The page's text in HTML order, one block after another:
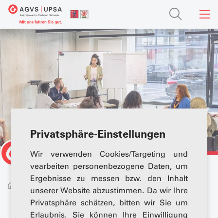
Privatsphäre-Einstellungen
Wir verwenden Cookies/Targeting und
vearbeiten personenbezogene Daten, um
Ergebnisse zu messen bzw. den Inhalt
unserer Website abzustimmen. Da wir Ihre
Privatsphäre schätzen, bitten wir Sie um
Erlaubnis. Sie können Ihre Einwilligung
Berufsbildung Business Academy